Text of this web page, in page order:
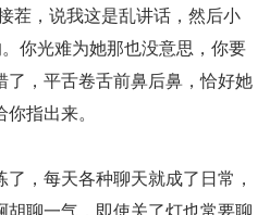
茬，说我这是乱讲话，然后小
你光难为她那也没意思，你要
了，平舌卷舌前鼻后鼻，恰好她
指出来。
，每天各种聊天就成了日常，
聊一气，即使关了灯也常要聊